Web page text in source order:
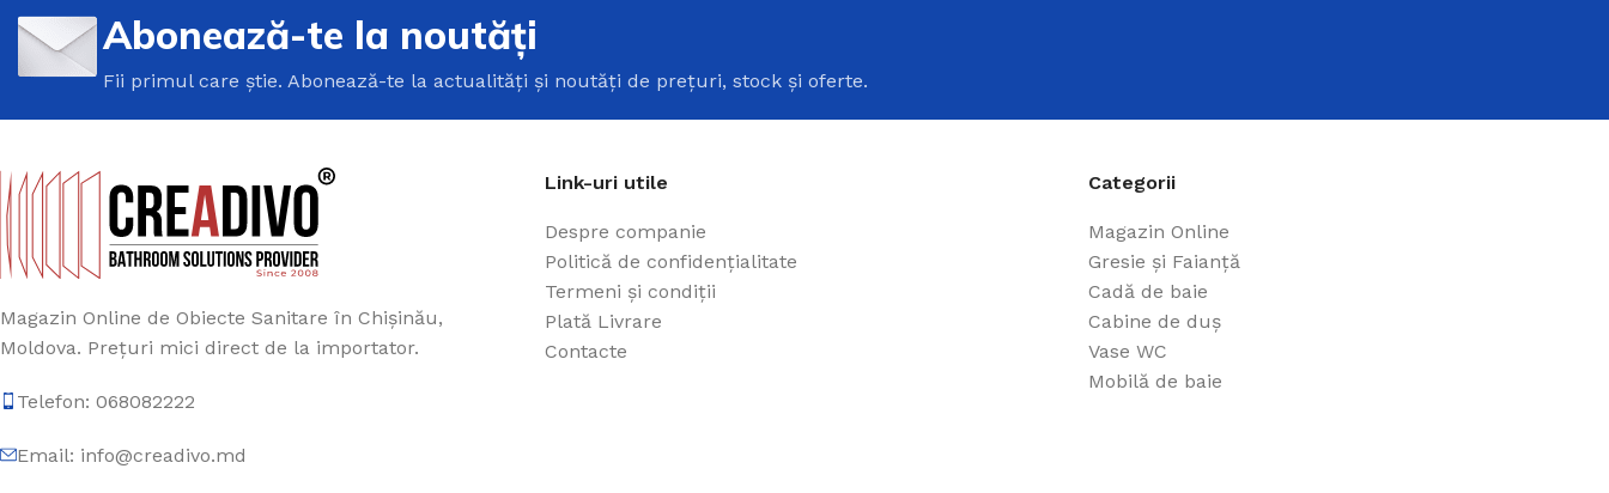
Cazi din acril moderne
Cadă de baie din acril, potrivită pentru orice stil și design – o găsiți cu
Abonează-te la noutăți
Fii primul care știe. Abonează-te la actualități și noutăți de prețuri, stock și oferte.
Magazin Online de Obiecte Sanitare în Chișinău,
Moldova. Prețuri mici direct de la importator.
Telefon: 068082222
Email: info@creadivo.md
Link-uri utile
Despre companie
Politică de confidențialitate
Termeni și condiții
Plată Livrare
Contacte
Categorii
Magazin Online
Gresie și Faianță
Cadă de baie
Cabine de duș
Vase WC
Mobilă de baie